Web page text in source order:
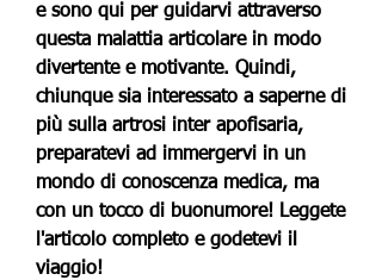
e sono qui per guidarvi attraverso
questa malattia articolare in modo
divertente e motivante. Quindi,
chiunque sia interessato a saperne di
più sulla artrosi inter apofisaria,
preparatevi ad immergervi in un
mondo di conoscenza medica, ma
con un tocco di buonumore! Leggete
l'articolo completo e godetevi il
viaggio!